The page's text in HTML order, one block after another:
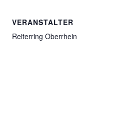
VERANSTALTER
Reiterring Oberrhein